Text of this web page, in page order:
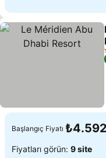
Başlangıç Fiyatı ₺4.592
Fiyatları görün: 9 site